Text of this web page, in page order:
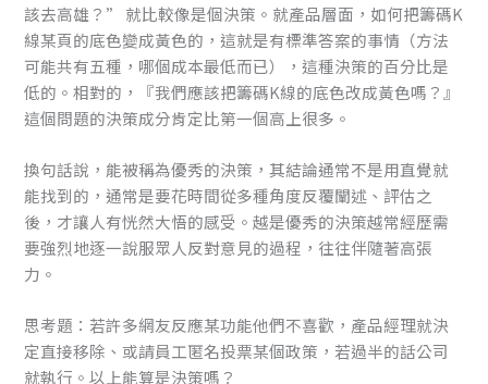
該去高雄？” 就比較像是個決策。就產品層面，如何把籌碼K
線某頁的底色變成黃色的，這就是有標準答案的事情（方法
可能共有五種，哪個成本最低而已），這種決策的百分比是
低的。相對的，『我們應該把籌碼K線的底色改成黃色嗎？』
這個問題的決策成分肯定比第一個高上很多。
換句話說，能被稱為優秀的決策，其結論通常不是用直覺就
能找到的，通常是要花時間從多種角度反覆闡述、評估之
後，才讓人有恍然大悟的感受。越是優秀的決策越常經歷需
要強烈地逐一說服眾人反對意見的過程，往往伴隨著高張
力。
思考題：若許多網友反應某功能他們不喜歡，產品經理就決
定直接移除、或請員工匿名投票某個政策，若過半的話公司
就執行。以上能算是決策嗎？